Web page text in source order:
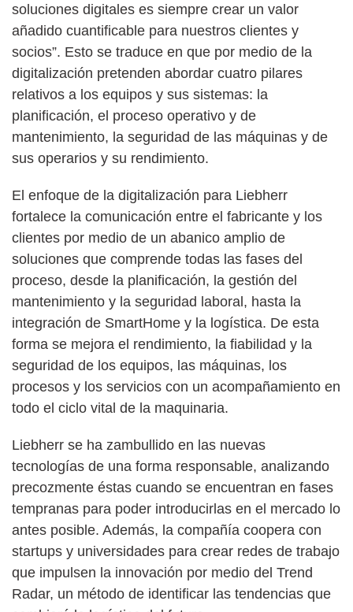
soluciones digitales es siempre crear un valor
añadido cuantificable para nuestros clientes y
socios”. Esto se traduce en que por medio de la
digitalización pretenden abordar cuatro pilares
relativos a los equipos y sus sistemas: la
planificación, el proceso operativo y de
mantenimiento, la seguridad de las máquinas y de
sus operarios y su rendimiento.
El enfoque de la digitalización para Liebherr
fortalece la comunicación entre el fabricante y los
clientes por medio de un abanico amplio de
soluciones que comprende todas las fases del
proceso, desde la planificación, la gestión del
mantenimiento y la seguridad laboral, hasta la
integración de SmartHome y la logística. De esta
forma se mejora el rendimiento, la fiabilidad y la
seguridad de los equipos, las máquinas, los
procesos y los servicios con un acompañamiento en
todo el ciclo vital de la maquinaria.
Liebherr se ha zambullido en las nuevas
tecnologías de una forma responsable, analizando
precozmente éstas cuando se encuentran en fases
tempranas para poder introducirlas en el mercado lo
antes posible. Además, la compañía coopera con
startups y universidades para crear redes de trabajo
que impulsen la innovación por medio del Trend
Radar, un método de identificar las tendencias que